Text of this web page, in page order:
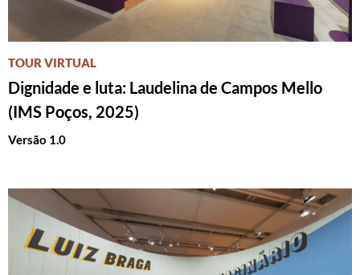
TOUR VIRTUAL
Dignidade e luta: Laudelina de Campos Mello
(IMS Poços, 2025)
Versão 1.0